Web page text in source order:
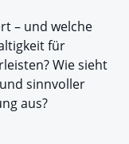
– und welche
für
Wie sieht
sinnvoller
aus?